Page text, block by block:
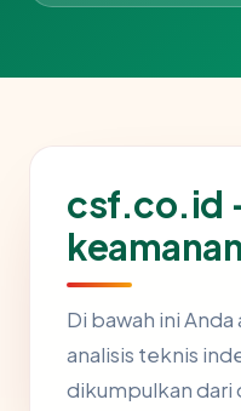
csf.co.id
Di bawah ini
analisis teknis
dikumpulkan dari